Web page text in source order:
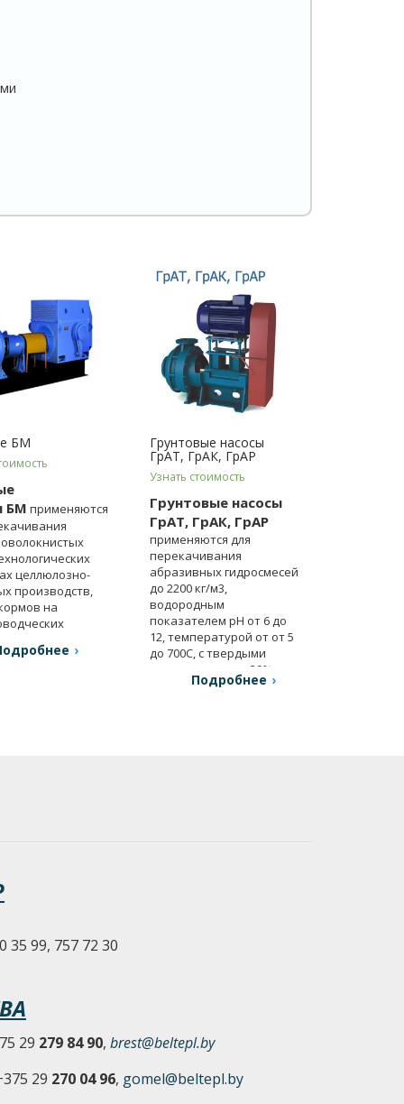
БМ
БМ применяются
целлюлозно-
производств,
на
Грунтовые насосы
ГрАТ, ГрАК, ГрАР
Узнать стоимость
Грунтовые насосы
ГрАТ, ГрАК, ГрАР
применяются для
перекачивания
абразивных гидросмесей
до 2200 кг/м3,
водородным
показателем рН от 6 до
12, температурой от от 5
до 700С, с твердыми
включениями до 30%.
Подробнее
35 99, 757 72 30
29 279 84 90, brest@beltepl.by
29 270 04 96, gomel@beltepl.by